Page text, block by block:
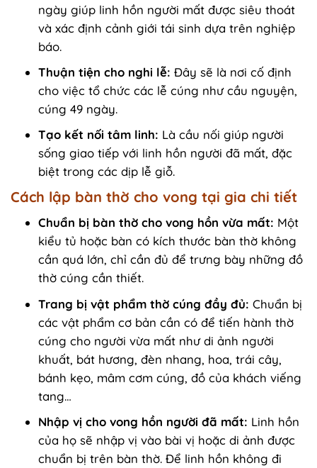
ngày giúp linh hồn người mất được siêu thoát
và xác định cảnh giới tái sinh dựa trên nghiệp
báo.
Thuận tiện cho nghi lễ: Đây sẽ là nơi cố định
cho việc tổ chức các lễ cúng như cầu nguyện,
cúng 49 ngày.
Tạo kết nối tâm linh: Là cầu nối giúp người
sống giao tiếp với linh hồn người đã mất, đặc
biệt trong các dịp lễ giỗ.
Cách lập bàn thờ cho vong tại gia chi tiết
Chuẩn bị bàn thờ cho vong hồn vừa mất: Một
kiểu tủ hoặc bàn có kích thước bàn thờ không
cần quá lớn, chỉ cần đủ để trưng bày những đồ
thờ cúng cần thiết.
Trang bị vật phẩm thờ cúng đầy đủ: Chuẩn bị
các vật phẩm cơ bản cần có để tiến hành thờ
cúng cho người vừa mất như di ảnh người
khuất, bát hương, đèn nhang, hoa, trái cây,
bánh kẹo, mâm cơm cúng, đồ của khách viếng
tang…
Nhập vị cho vong hồn người đã mất: Linh hồn
của họ sẽ nhập vị vào bài vị hoặc di ảnh được
chuẩn bị trên bàn thờ. Để linh hồn không đi